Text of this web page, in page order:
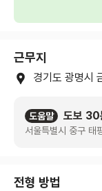
근무지
경기도 광명시
도움말 도보 30
서울특별시 중구
전형 방법